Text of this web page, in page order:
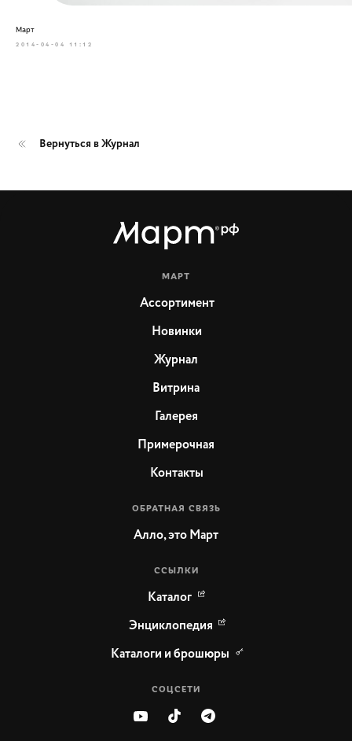
Март
2014-04-04 11:12
Вернуться в Журнал
ССЫЛКИ
МАРТ
Ассортимент
Новинки
Журнал
Витрина
Галерея
Энциклопедия
ОБРАТНАЯ СВЯЗЬ
Примерочная
Контакты
Каталог
СОЦСЕТИ
Каталоги и брошюры
Алло, это Март